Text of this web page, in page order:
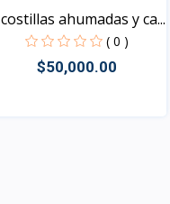
costillas ahumadas y ca...
( 0 )
$50,000.00